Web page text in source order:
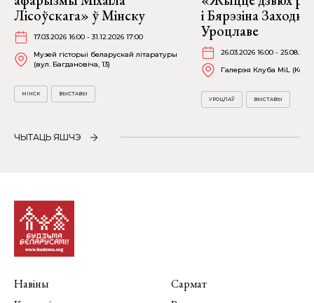
Лісоўскага» ў Мінску
17.03.2026 16:00 - 31.12.2026 17:00
Музей гісторыі беларускай літаратуры
(вул. Багдановіча, 13)
МІНСК ВЫСТАВЫ
і Бярэзіна
Уроцлаве
26.03.2026 16:00 -
Галерэя Клуба MiL
УРОЦЛАЎ ВЫСТАВЫ
ЧЫТАЦЬ ЯШЧЭ
Навіны
Сармат